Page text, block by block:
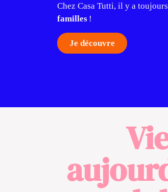
Chez Casa Tutti, il y a
familles !
Je découvre